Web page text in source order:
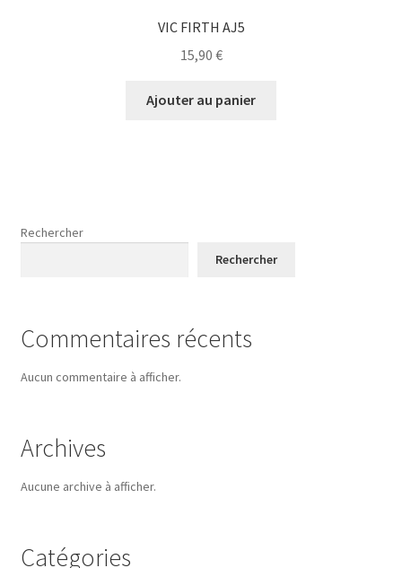
VIC FIRTH AJ5
15,90 €
Ajouter au panier
Rechercher
Rechercher
Commentaires récents
Aucun commentaire à afficher.
Archives
Aucune archive à afficher.
Catégories